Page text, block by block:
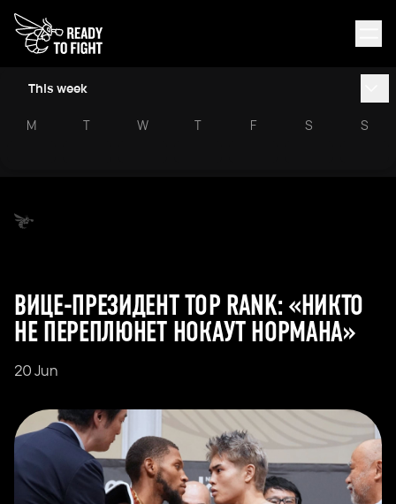
This week
M T W T F S S
ВИЦЕ-ПРЕЗИДЕНТ TOP RANK: «НИКТО
НЕ ПЕРЕПЛЮНЕТ НОКАУТ НОРМАНА»
20 Jun